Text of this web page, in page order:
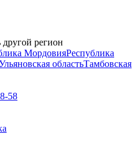
регион
МордовияРеспублика
областьТамбовская
58